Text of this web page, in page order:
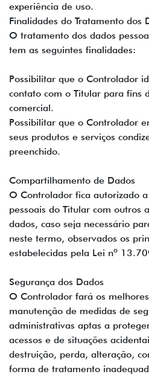
experiência de uso.
Finalidades do Tratamento dos
O tratamento dos dados
tem as seguintes finalidades:
Possibilitar que o Controlador
contato com o Titular para fins
comercial.
Possibilitar que o Controlador
seus produtos e serviços
preenchido.
Compartilhamento de Dados
O Controlador fica autorizado
pessoais do Titular com outros
dados, caso seja necessário
neste termo, observados os
estabelecidas pela Lei nº
Segurança dos Dados
O Controlador fará os
manutenção de medidas de
administrativas aptas a
acessos e de situações
destruição, perda, alteração,
forma de tratamento